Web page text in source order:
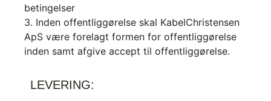
betingelser
3. Inden offentliggørelse skal KabelChristensen
ApS være forelagt formen for offentliggørelse
inden samt afgive accept til offentliggørelse.
LEVERING: